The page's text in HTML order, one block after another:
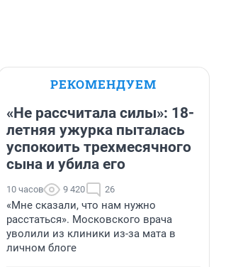
РЕКОМЕНДУЕМ
«Не рассчитала силы»: 18-
летняя ужурка пыталась
успокоить трехмесячного
сына и убила его
10 часов 9 420 26
«Мне сказали, что нам нужно
расстаться». Московского врача
уволили из клиники из-за мата в
личном блоге